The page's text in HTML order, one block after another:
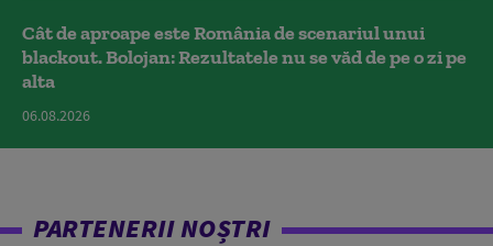
Cât de aproape este România de scenariul unui
blackout. Bolojan: Rezultatele nu se văd de pe o zi pe
alta
06.08.2026
PARTENERII NOȘTRI